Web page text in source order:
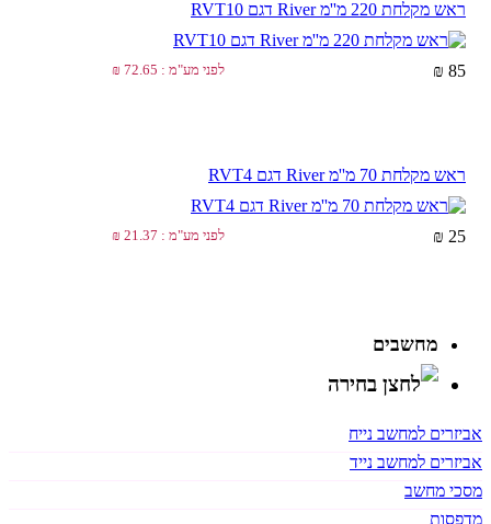
ראש מקלחת 220 מ''מ River דגם RVT10
לפני מע"מ : 72.65 ₪ 85 ₪
ראש מקלחת 70 מ''מ River דגם RVT4
לפני מע"מ : 21.37 ₪ 25 ₪
מחשבים
אביזרים למחשב נייח
אביזרים למחשב נייד
מסכי מחשב
מדפסות